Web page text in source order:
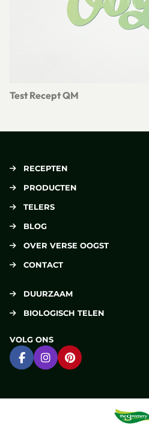
Test Recept QM
RECEPTEN
PRODUCTEN
TELERS
BLOG
OVER VERSE OOGST
CONTACT
DUURZAAM
BIOLOGISCH TELEN
VOLG ONS
Ga naar Facebook
Ga naar Instagram
Ga naar Pinterest